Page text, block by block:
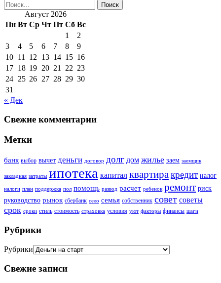
Август 2026
Пн Вт Ср Чт Пт Сб Вс
1
2
3
4 5 6 7 8
9
10 11 12 13 14 15 16
17 18 19 20 21 22 23
24 25 26 27 28 29 30
31
« Дек
Свежие комментарии
Метки
банк выбор вычет деньги договор долг дом жилье заем заемщик
закладная затраты ипотека капитал квартиракредит налог
налоги план поддержка пол помощь развод расчет ребенок ремонт риск
руководство рынок сбербанк село семья собственник совет советы
срок сроки стиль стоимость страховка условия уют факторы финансы шаги
Рубрики
Рубрики
Свежие записи